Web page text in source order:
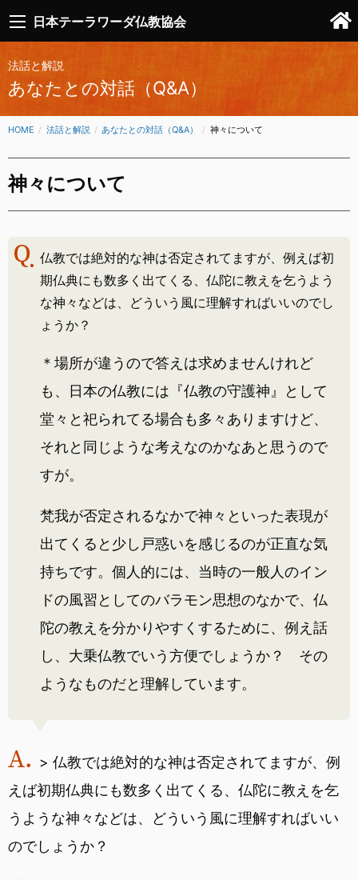
日本テーラワーダ仏教協会
法話と解説
あなたとの対話（Q&A）
HOME 法話と解説 あなたとの対話（Q&A） CURRENT:
神々について
神々について
仏教では絶対的な神は否定されてますが、例えば初
期仏典にも数多く出てくる、仏陀に教えを乞うよう
な神々などは、どういう風に理解すればいいのでし
ょうか？
＊場所が違うので答えは求めませんけれど
も、日本の仏教には『仏教の守護神』として
堂々と祀られてる場合も多々ありますけど、
それと同じような考えなのかなあと思うので
すが。
梵我が否定されるなかで神々といった表現が
出てくると少し戸惑いを感じるのが正直な気
持ちです。個人的には、当時の一般人のイン
ドの風習としてのバラモン思想のなかで、仏
陀の教えを分かりやすくするために、例え話
し、大乗仏教でいう方便でしょうか？ その
ようなものだと理解しています。
> 仏教では絶対的な神は否定されてますが、例
えば初期仏典にも数多く出てくる、仏陀に教えを乞
うような神々などは、どういう風に理解すればいい
のでしょうか？